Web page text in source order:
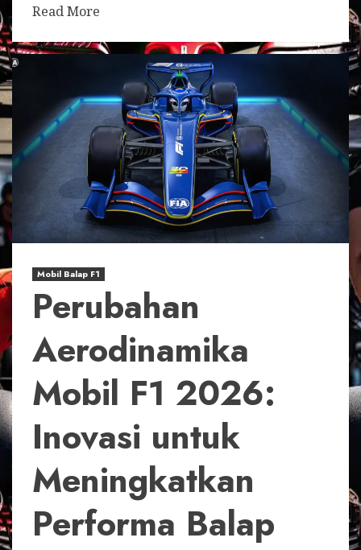
Read More
Mobil Balap F1
Perubahan
Aerodinamika
Mobil F1 2026:
Inovasi untuk
Meningkatkan
Performa Balap